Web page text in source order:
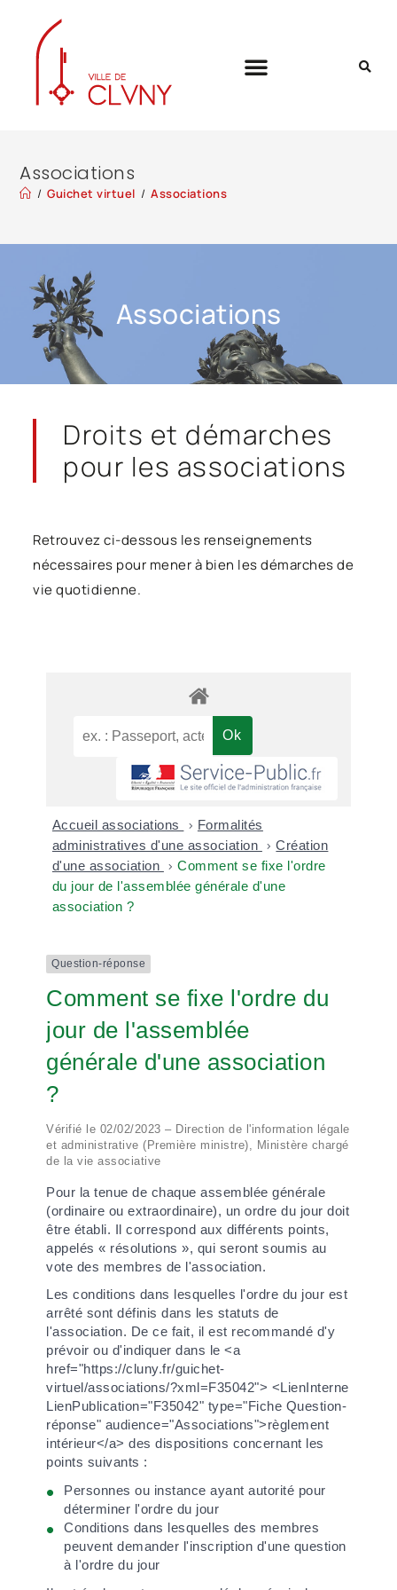
Associations
/ Guichet virtuel / Associations
Associations
Droits et démarches
pour les associations
Retrouvez ci-dessous les renseignements
nécessaires pour mener à bien les démarches de
vie quotidienne.
Accueil associations > Formalités
administratives d'une association > Création
d'une association > Comment se fixe l'ordre
du jour de l'assemblée générale d'une
association ?
Question-réponse
Comment se fixe l'ordre du
jour de l'assemblée
générale d'une association
?
Vérifié le 02/02/2023 – Direction de l'information légale
et administrative (Première ministre), Ministère chargé
de la vie associative
Pour la tenue de chaque assemblée générale
(ordinaire ou extraordinaire), un ordre du jour doit
être établi. Il correspond aux différents points,
appelés « résolutions », qui seront soumis au
vote des membres de l'association.
Les conditions dans lesquelles l'ordre du jour est
arrêté sont définis dans les statuts de
l'association. De ce fait, il est recommandé d'y
prévoir ou d'indiquer dans le <a
href="https://cluny.fr/guichet-
virtuel/associations/?xml=F35042"> <LienInterne
LienPublication="F35042" type="Fiche Question-
réponse" audience="Associations">règlement
intérieur</a> des dispositions concernant les
points suivants :
Personnes ou instance ayant autorité pour
déterminer l'ordre du jour
Conditions dans lesquelles des membres
peuvent demander l'inscription d'une question
à l'ordre du jour